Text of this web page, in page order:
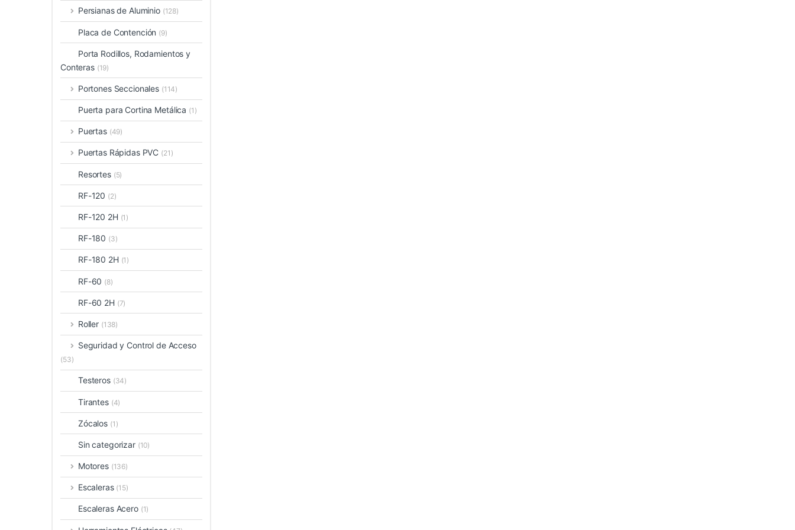
Persianas de Aluminio (128)
Placa de Contención (9)
Porta Rodillos, Rodamientos y
Conteras (19)
Portones Seccionales (114)
Puerta para Cortina Metálica (1)
Puertas (49)
Puertas Rápidas PVC (21)
Resortes (5)
RF-120 (2)
RF-120 2H (1)
RF-180 (3)
RF-180 2H (1)
RF-60 (8)
RF-60 2H (7)
Roller (138)
Seguridad y Control de Acceso
(53)
Testeros (34)
Tirantes (4)
Zócalos (1)
Sin categorizar (10)
Motores (136)
Escaleras (15)
Escaleras Acero (1)